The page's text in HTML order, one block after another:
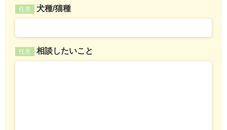
任意 犬種/猫種
任意 相談したいこと